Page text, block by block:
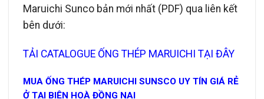
Maruichi Sunco bản mới nhất (PDF) qua liên kết
bên dưới:
TẢI CATALOGUE ỐNG THÉP MARUICHI TẠI ĐÂY
MUA ỐNG THÉP MARUICHI SUNSCO UY TÍN GIÁ RẺ
Ở TẠI BIÊN HOÀ ĐỒNG NAI